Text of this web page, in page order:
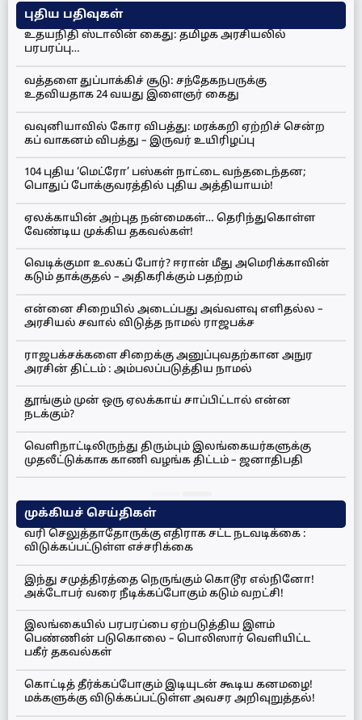
புதிய பதிவுகள்
உதயநிதி ஸ்டாலின் கைது: தமிழக அரசியலில்
பரபரப்பு…
வத்தளை துப்பாக்கிச் சூடு: சந்தேகநபருக்கு
உதவியதாக 24 வயது இளைஞர் கைது
வவுனியாவில் கோர விபத்து: மரக்கறி ஏற்றிச் சென்ற
கப் வாகனம் விபத்து – இருவர் உயிரிழப்பு
104 புதிய ‘மெட்ரோ’ பஸ்கள் நாட்டை வந்தடைந்தன;
பொதுப் போக்குவரத்தில் புதிய அத்தியாயம்!
ஏலக்காயின் அற்புத நன்மைகள்… தெரிந்துகொள்ள
வேண்டிய முக்கிய தகவல்கள்!
வெடிக்குமா உலகப் போர்? ஈரான் மீது அமெரிக்காவின்
கடும் தாக்குதல் – அதிகரிக்கும் பதற்றம்
என்னை சிறையில் அடைப்பது அவ்வளவு எளிதல்ல –
அரசியல் சவால் விடுத்த நாமல் ராஜபக்ச
ராஜபக்சக்களை சிறைக்கு அனுப்புவதற்கான அநுர
அரசின் திட்டம் : அம்பலப்படுத்திய நாமல்
தூங்கும் முன் ஒரு ஏலக்காய் சாப்பிட்டால் என்ன
நடக்கும்?
வெளிநாட்டிலிருந்து திரும்பும் இலங்கையர்களுக்கு
முதலீட்டுக்காக காணி வழங்க திட்டம் – ஜனாதிபதி
முக்கியச் செய்திகள்
வரி செலுத்தாதோருக்கு எதிராக சட்ட நடவடிக்கை :
விடுக்கப்பட்டுள்ள எச்சரிக்கை
இந்து சமுத்திரத்தை நெருங்கும் கொடூர எல்நினோ!
அக்டோபர் வரை நீடிக்கப்போகும் கடும் வறட்சி!
இலங்கையில் பரபரப்பை ஏற்படுத்திய இளம்
பெண்ணின் படுகொலை – பொலிஸார் வெளியிட்ட
பகீர் தகவல்கள்
கொட்டித் தீர்க்கப்போகும் இடியுடன் கூடிய கனமழை!
மக்களுக்கு விடுக்கப்பட்டுள்ள அவசர அறிவுறுத்தல்!